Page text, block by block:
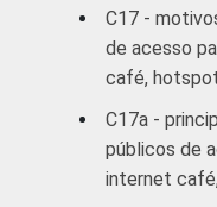
1Base
usaram a
(amostra
de Internet).
2O critério
C17 -
de acesso
café,
C17a -
públicos de
internet